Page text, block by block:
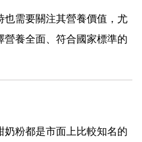
也需要關注其營養價值，尤
養全面、符合國家標準的
粉都是市面上比較知名的